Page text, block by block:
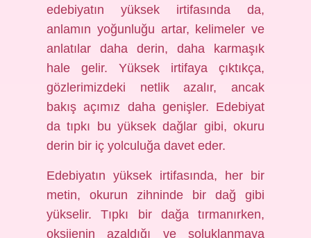
edebiyatın yüksek irtifasında da,
anlamın yoğunluğu artar, kelimeler ve
anlatılar daha derin, daha karmaşık
hale gelir. Yüksek irtifaya çıktıkça,
gözlerimizdeki netlik azalır, ancak
bakış açımız daha genişler. Edebiyat
da tıpkı bu yüksek dağlar gibi, okuru
derin bir iç yolculuğa davet eder.
Edebiyatın yüksek irtifasında, her bir
metin, okurun zihninde bir dağ gibi
yükselir. Tıpkı bir dağa tırmanırken,
oksijenin azaldığı ve soluklanmaya